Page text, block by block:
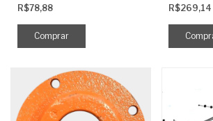
R$78,88
R$269,14